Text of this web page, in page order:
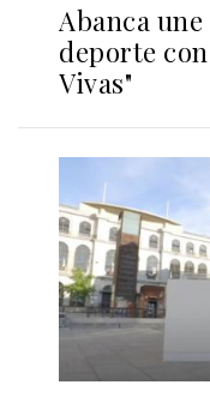
Abanca
deporte
Vivas"